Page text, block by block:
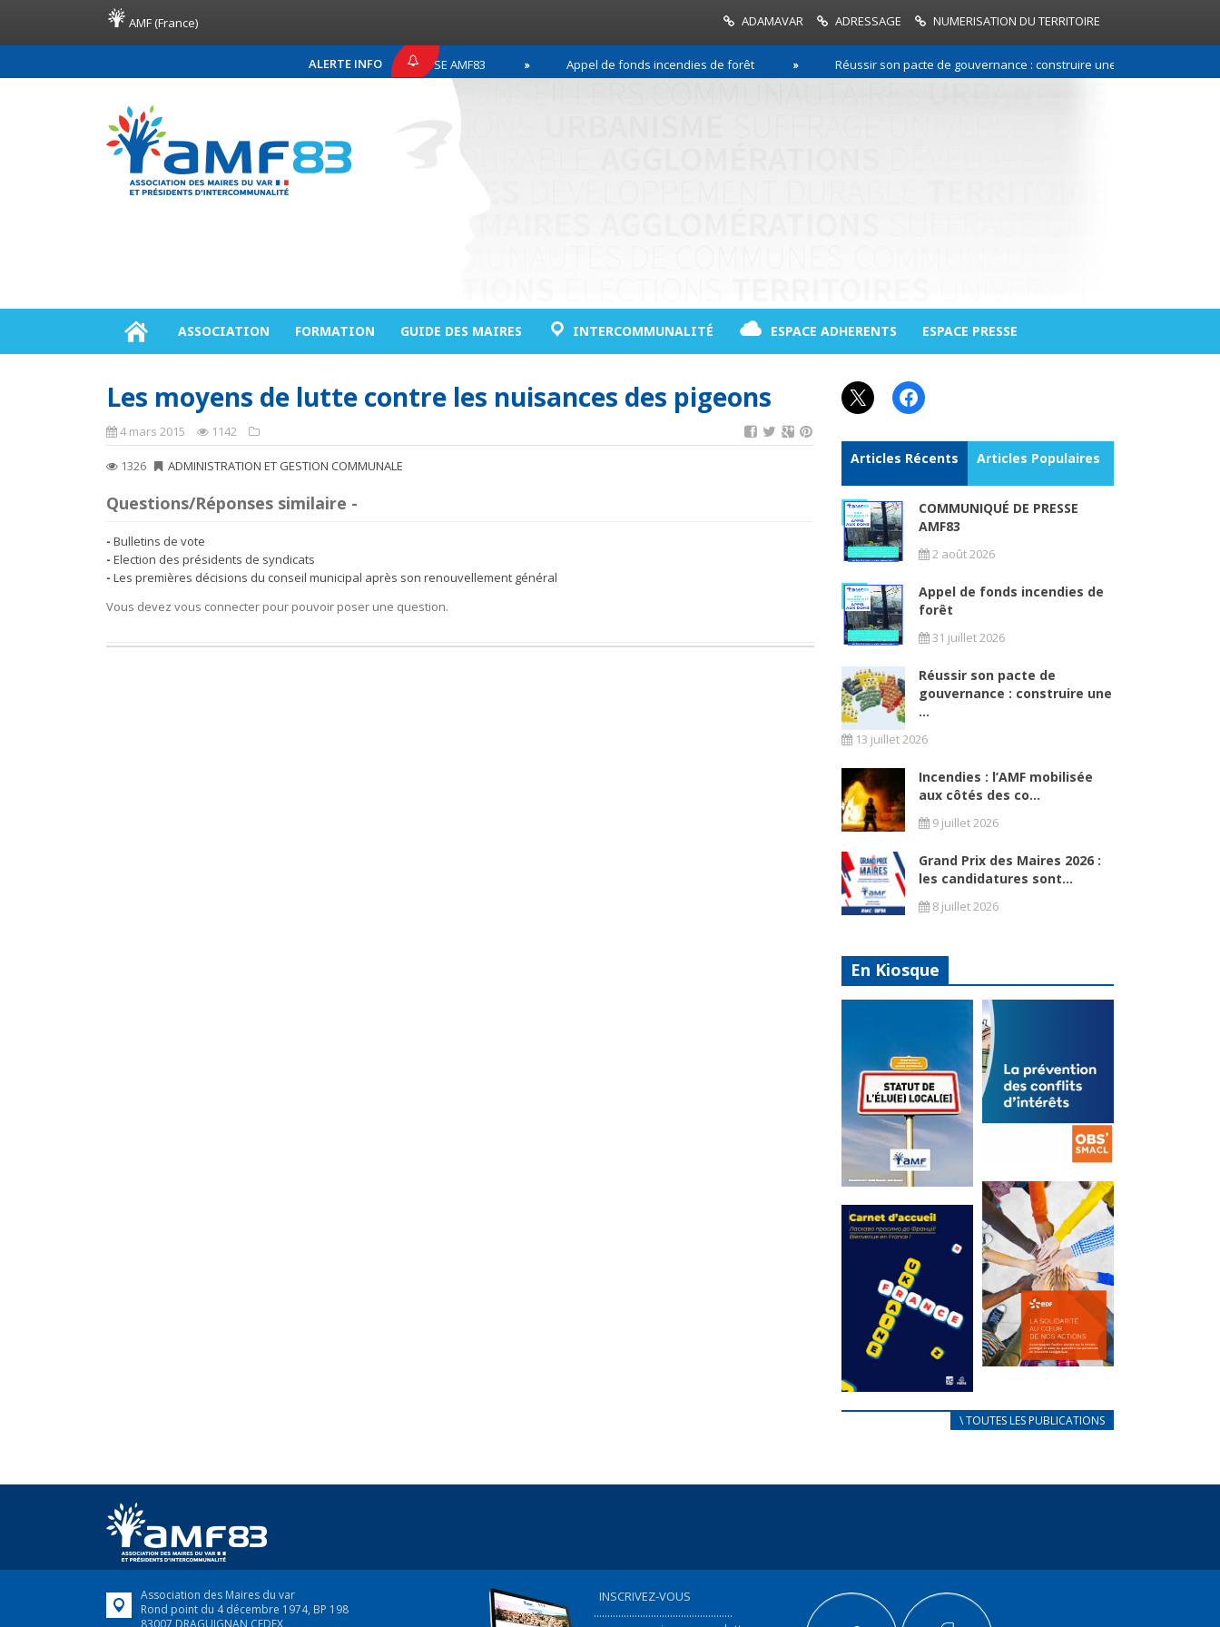
AMF (France) ADAMAVAR ADRESSAGE NUMERISATION DU TERRITOIRE
ALERTE INFO
COMMUNIQUÉ DE PRESSE AMF83 Appel de fonds incendies de forêt Réussir son pacte de gouvernance : construire une relation de
ASSOCIATION FORMATION GUIDE DES MAIRES INTERCOMMUNALITÉ ESPACE ADHERENTS ESPACE PRESSE
Les moyens de lutte contre les nuisances des pigeons
4 mars 2015 1142
1326 ADMINISTRATION ET GESTION COMMUNALE
Questions/Réponses similaire -
Bulletins de vote
Election des présidents de syndicats
Les premières décisions du conseil municipal après son renouvellement général
Vous devez vous connecter pour pouvoir poser une question.
X Facebook
Articles Récents Articles Populaires
COMMUNIQUÉ DE PRESSE
AMF83
2 août 2026
Appel de fonds incendies de
forêt
31 juillet 2026
Réussir son pacte de
gouvernance : construire une
...
13 juillet 2026
Incendies : l’AMF mobilisée
aux côtés des co...
9 juillet 2026
Grand Prix des Maires 2026 :
les candidatures sont...
8 juillet 2026
En Kiosque
Statut de
l’élu local
Mise à jour avril
2024 232845
Total 0 Votes 0...
FEUILLETER
La
prévention
des conflits
d’intérêts
18 septembre 2023
105121 Total 0
Votes 0 0 Aidez-
nous à
améliorer...
FEUILLETER
au coeur de
nos actions
Votes 0 0 Aidez-
en France,...
FEUILLETER
\ TOUTES LES PUBLICATIONS
Association des Maires du var
Rond point du 4 décembre 1974, BP 198
83007 DRAGUIGNAN CEDEX
INSCRIVEZ-VOUS
...................................................